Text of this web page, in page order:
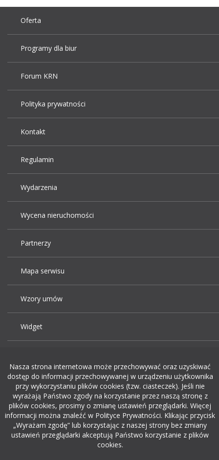
Oferta
Programy dla biur
Forum KRN
Polityka prywatności
Kontakt
Regulamin
Wydarzenia
Wycena nieruchomości
Partnerzy
Mapa serwisu
Wzory umów
Widget
Dodaj ogłoszenie o pracę
rekrutacja w it
Nasza strona internetowa może przechowywać oraz uzyskiwać
dostęp do informacji przechowywanej w urządzeniu użytkownika
przy wykorzystaniu plików cookies (tzw. ciasteczek). Jeśli nie
wyrażają Państwo zgody na korzystanie przez naszą stronę z
plików cookies, prosimy o zmianę ustawień przeglądarki. Więcej
informacji można znaleźć w Polityce Prywatności. Klikając przycisk
„Wyrażam zgodę” lub korzystając z naszej strony bez zmiany
ustawień przeglądarki akceptują Państwo korzystanie z plików
cookies.